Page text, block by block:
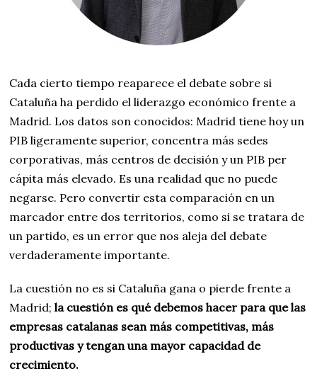
Cada cierto tiempo reaparece el debate sobre si
Cataluña ha perdido el liderazgo económico frente a
Madrid. Los datos son conocidos: Madrid tiene hoy un
PIB ligeramente superior, concentra más sedes
corporativas, más centros de decisión y un PIB per
cápita más elevado. Es una realidad que no puede
negarse. Pero convertir esta comparación en un
marcador entre dos territorios, como si se tratara de
un partido, es un error que nos aleja del debate
verdaderamente importante.
La cuestión no es si Cataluña gana o pierde frente a
Madrid;la cuestión es qué debemos hacer para que las
empresas catalanas sean más competitivas, más
productivas y tengan una mayor capacidad de
crecimiento.